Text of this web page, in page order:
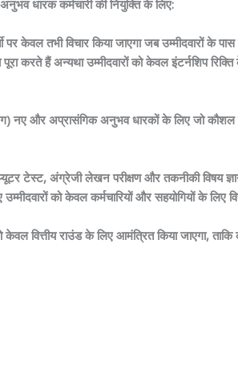
धारक कर्मचारी की नियुक्ति के लिए:
पर केवल तभी विचार किया जाएगा जब उम्मीदवारों
हैं अन्यथा उम्मीदवारों को केवल इंटर्नशिप
नए और अप्रासंगिक अनुभव धारकों के लिए जो
टेस्ट, अंग्रेजी लेखन परीक्षण और तकनीकी विषय
को केवल कर्मचारियों और सहयोगियों के लिए
केवल वित्तीय राउंड के लिए आमंत्रित किया जाएगा,